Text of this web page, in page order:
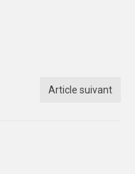
Article suivant